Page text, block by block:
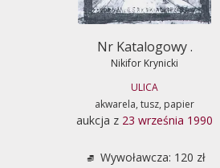
Nr Katalogowy .
Nikifor Krynicki
ULICA
akwarela, tusz, papier
aukcja z 23 września 1990
Wywoławcza: 120 zł